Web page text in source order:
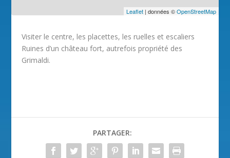
Leaflet| données ©OpenStreetMap
Visiter le centre, les placettes, les ruelles et escaliers
Ruines d’un château fort, autrefois propriété des
Grimaldi.
PARTAGER: